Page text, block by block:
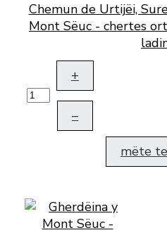
Chemun de Urtijëi,
Mont Sëuc - chertes
+
–
mëte